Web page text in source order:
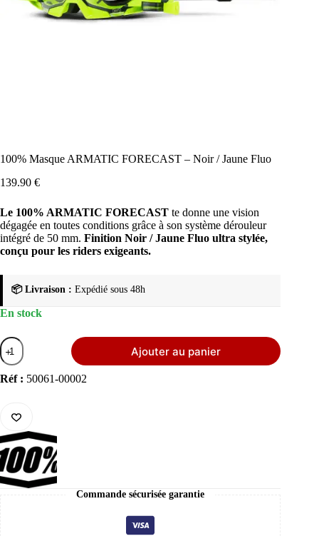
100% Masque ARMATIC FORECAST – Noir / Jaune Fluo
139.90 €
Le 100% ARMATIC FORECAST te donne une vision
dégagée en toutes conditions grâce à son système dérouleur
intégré de 50 mm. Finition Noir / Jaune Fluo ultra stylée,
conçu pour les riders exigeants.
📦 Livraison : Expédié sous 48h
En stock
quantité
de
100%
Masque
/
Jaune
Fluo
Ajouter au panier
Réf : 50061-00002
Commande sécurisée garantie